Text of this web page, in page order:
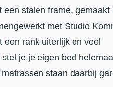
stalen frame, gemaakt
met Studio
een rank uiterlijk en veel
je je eigen bed
staan daarbij